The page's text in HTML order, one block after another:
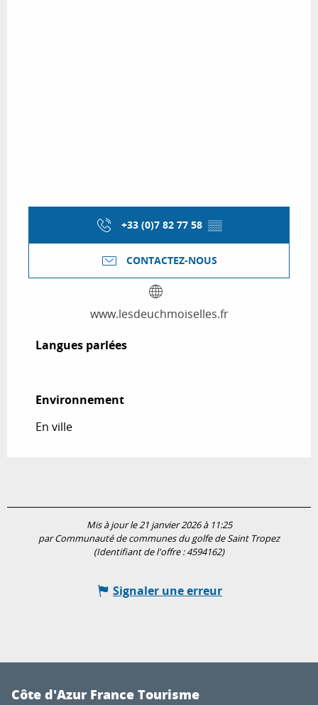
+33 (0)7 82 77 58 ▒▒
CONTACTEZ-NOUS
www.lesdeuchmoiselles.fr
Langues parlées
Langues parlées
Environnement
Environnement
En ville
Mis à jour le 21 janvier 2026 à 11:25
par Communauté de communes du golfe de Saint Tropez
(Identifiant de l'offre :4594162)
Signaler une erreur
Côte d'Azur France Tourisme